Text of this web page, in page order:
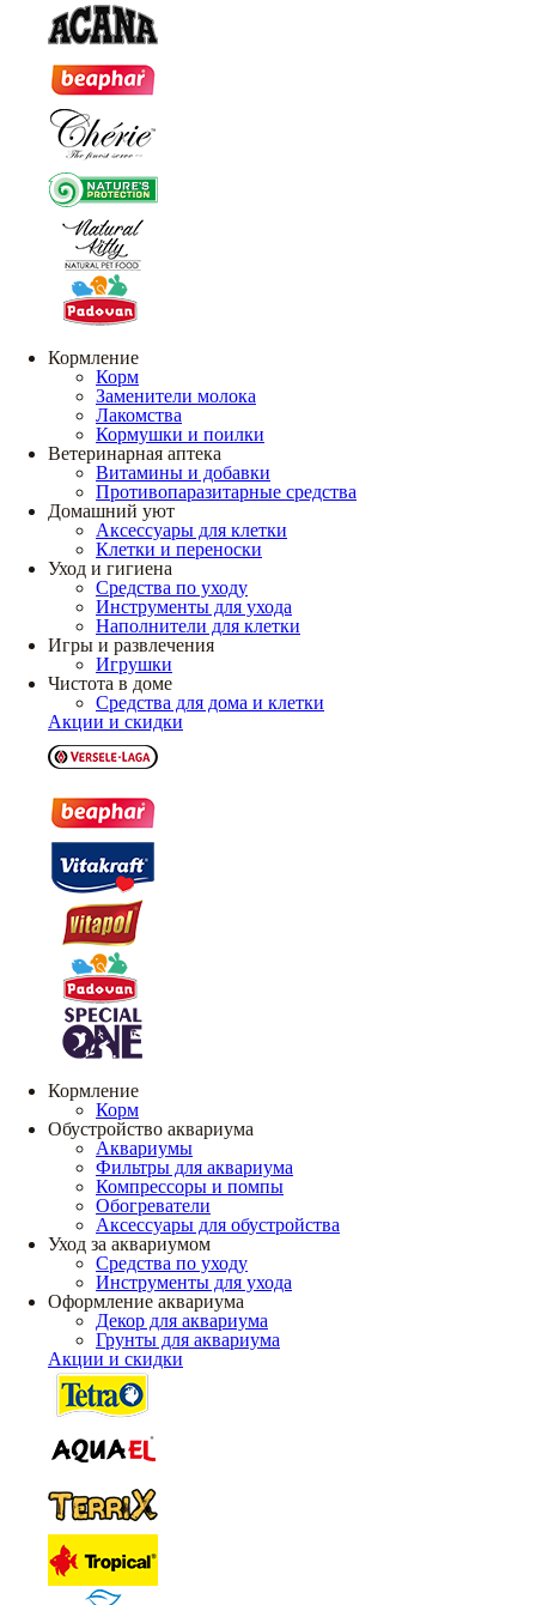
Кормление
Корм
Заменители молока
Лакомства
Кормушки и поилки
Ветеринарная аптека
Витамины и добавки
Противопаразитарные средства
Домашний уют
Аксессуары для клетки
Клетки и переноски
Уход и гигиена
Средства по уходу
Инструменты для ухода
Наполнители для клетки
Игры и развлечения
Игрушки
Чистота в доме
Средства для дома и клетки
Акции и скидки
Кормление
Корм
Обустройство аквариума
Аквариумы
Фильтры для аквариума
Компрессоры и помпы
Обогреватели
Аксессуары для обустройства
Уход за аквариумом
Средства по уходу
Инструменты для ухода
Оформление аквариума
Декор для аквариума
Грунты для аквариума
Акции и скидки